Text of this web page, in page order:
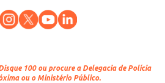
100 ou procure a Delegacia de Polícia
ou o Ministério Público.